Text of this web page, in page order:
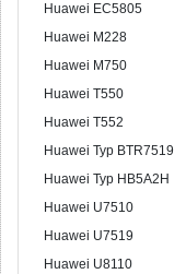
Huawei EC5805
Huawei M228
Huawei M750
Huawei T550
Huawei T552
Huawei Typ BTR7519
Huawei Typ HB5A2H
Huawei U7510
Huawei U7519
Huawei U8110